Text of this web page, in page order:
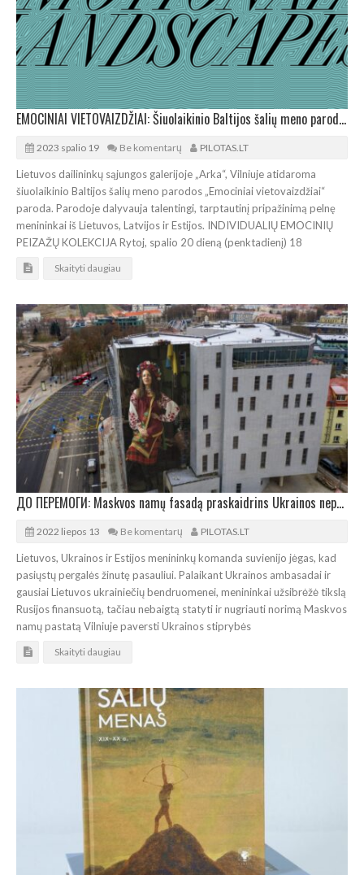
EMOCINIAI VIETOVAIZDŽIAI: Šiuolaikinio Baltijos šalių meno paroda galerijoje „Arka“
2023 spalio 19 Be komentarų PILOTAS.LT
Lietuvos dailininkų sąjungos galerijoje „Arka“, Vilniuje atidaroma
šiuolaikinio Baltijos šalių meno parodos „Emociniai vietovaizdžiai“
paroda. Parodoje dalyvauja talentingi, tarptautinį pripažinimą pelnę
menininkai iš Lietuvos, Latvijos ir Estijos. INDIVIDUALIŲ EMOCINIŲ
PEIZAŽŲ KOLEKCIJA Rytoj, spalio 20 dieną (penktadienį) 18
Skaityti daugiau
ДО ПЕРЕМОГИ: Maskvos namų fasadą praskaidrins Ukrainos nepalaužiamumo simbolis
2022 liepos 13 Be komentarų PILOTAS.LT
Lietuvos, Ukrainos ir Estijos menininkų komanda suvienijo jėgas, kad
pasiųstų pergalės žinutę pasauliui. Palaikant Ukrainos ambasadai ir
gausiai Lietuvos ukrainiečių bendruomenei, menininkai užsibrėžė tikslą
Rusijos finansuotą, tačiau nebaigtą statyti ir nugriauti norimą Maskvos
namų pastatą Vilniuje paversti Ukrainos stiprybės
Skaityti daugiau